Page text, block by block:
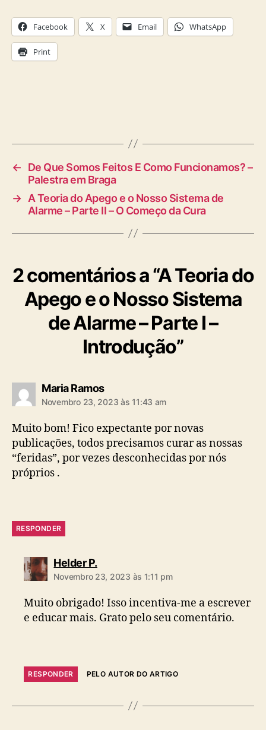
Facebook X Email WhatsApp
Print
←
De Que Somos Feitos E Como Funcionamos? –
Palestra em Braga
→ A Teoria do Apego e o Nosso Sistema de
Alarme – Parte II – O Começo da Cura
2 comentários a “A Teoria do
Apego e o Nosso Sistema
de Alarme – Parte I –
Introdução”
Maria Ramosdiz:
Novembro 23, 2023 às 11:43 am
Muito bom! Fico expectante por novas
publicações, todos precisamos curar as nossas
“feridas”, por vezes desconhecidas por nós
próprios .
RESPONDER
Helder P.diz:
Novembro 23, 2023 às 1:11 pm
Muito obrigado! Isso incentiva-me a escrever
e educar mais. Grato pelo seu comentário.
RESPONDER PELO AUTOR DO ARTIGO